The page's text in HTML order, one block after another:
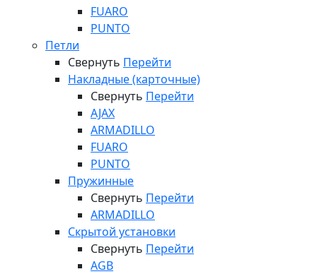
FUARO
PUNTO
Петли
Свернуть Перейти
Накладные (карточные)
Свернуть Перейти
AJAX
ARMADILLO
FUARO
PUNTO
Пружинные
Свернуть Перейти
ARMADILLO
Скрытой установки
Свернуть Перейти
AGB